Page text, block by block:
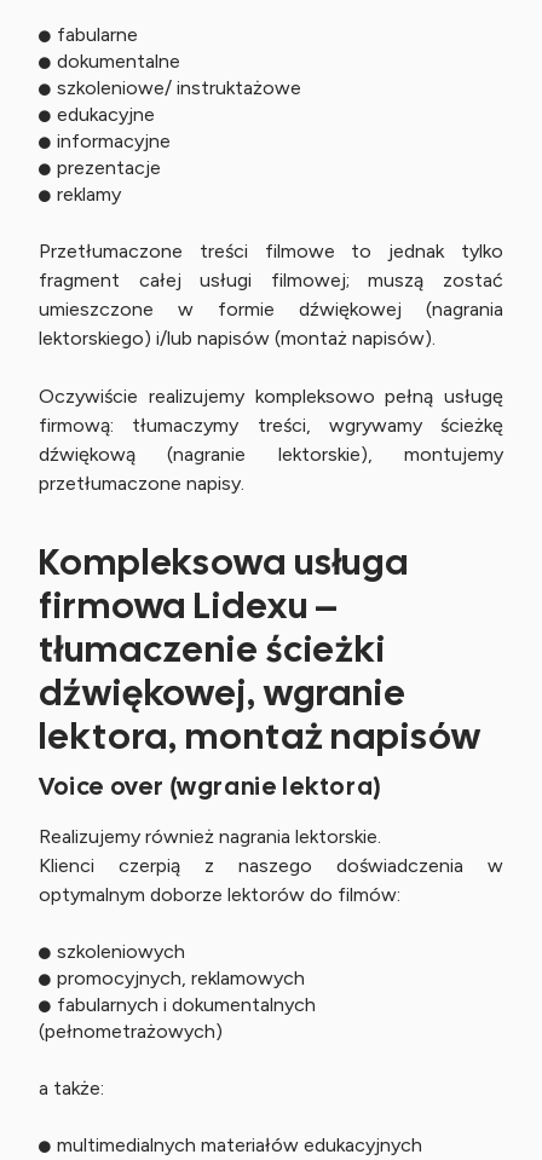
fabularne
dokumentalne
szkoleniowe/ instruktażowe
edukacyjne
informacyjne
prezentacje
reklamy
Przetłumaczone treści filmowe to jednak tylko
fragment całej usługi filmowej; muszą zostać
umieszczone w formie dźwiękowej (nagrania
lektorskiego) i/lub napisów (montaż napisów).
Oczywiście realizujemy kompleksowo pełną usługę
firmową: tłumaczymy treści, wgrywamy ścieżkę
dźwiękową (nagranie lektorskie), montujemy
przetłumaczone napisy.
Kompleksowa usługa
firmowa Lidexu –
tłumaczenie ścieżki
dźwiękowej, wgranie
lektora, montaż napisów
Voice over (wgranie lektora)
Realizujemy również nagrania lektorskie.
Klienci czerpią z naszego doświadczenia w
optymalnym doborze lektorów do filmów:
szkoleniowych
promocyjnych, reklamowych
fabularnych i dokumentalnych
(pełnometrażowych)
a także:
multimedialnych materiałów edukacyjnych